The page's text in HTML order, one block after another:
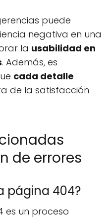
puede
negativa en una
la usabilidad en
. Además, es
cada detalle
de la satisfacción
de errores
página 404?
es un proceso